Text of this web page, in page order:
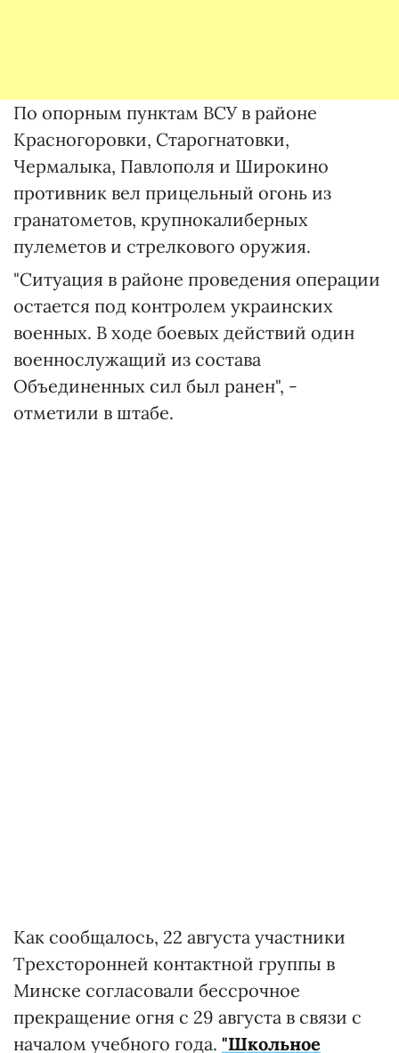
По опорным пунктам ВСУ в районе
Красногоровки, Старогнатовки,
Чермалыка, Павлополя и Широкино
противник вел прицельный огонь из
гранатометов, крупнокалиберных
пулеметов и стрелкового оружия.
"Ситуация в районе проведения операции
остается под контролем украинских
военных. В ходе боевых действий один
военнослужащий из состава
Объединенных сил был ранен", -
отметили в штабе.
Как сообщалось, 22 августа участники
Трехсторонней контактной группы в
Минске согласовали бессрочное
прекращение огня с 29 августа в связи с
началом учебного года. "Школьное